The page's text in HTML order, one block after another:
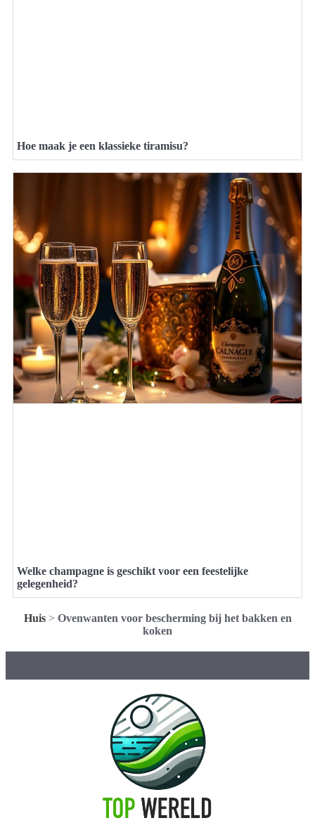
Hoe maak je een klassieke tiramisu?
Welke champagne is geschikt voor een feestelijke
gelegenheid?
Huis> Ovenwanten voor bescherming bij het bakken en
koken